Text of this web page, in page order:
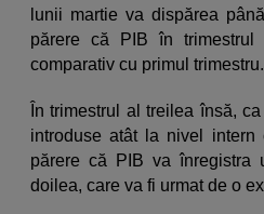
lunii martie va dispărea
părere că PIB în
comparativ cu primul trimestru.
În trimestrul al treilea însă,
introduse atât la nivel
părere că PIB va înregistra
doilea, care va fi urmat de o